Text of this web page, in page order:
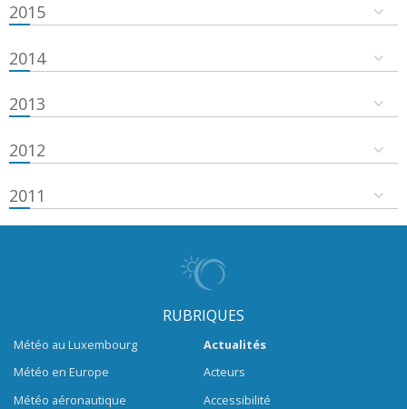
2015
2014
2013
2012
2011
RUBRIQUES
Météo au Luxembourg
Météo en Europe
Météo aéronautique
Actualités
Acteurs
Accessibilité